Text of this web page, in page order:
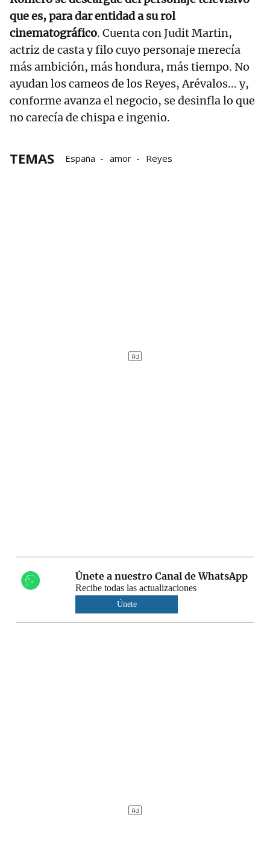
que es, para dar entidad a su rol
cinematográfico. Cuenta con Judit Martin,
actriz de casta y filo cuyo personaje merecía
más ambición, más hondura, más tiempo. No
ayudan los cameos de los Reyes, Arévalos... y,
conforme avanza el negocio, se desinfla lo que
no carecía de chispa e ingenio.
TEMAS España amor Reyes
Únete a nuestro Canal de WhatsApp
Recibe todas las actualizaciones
Únete